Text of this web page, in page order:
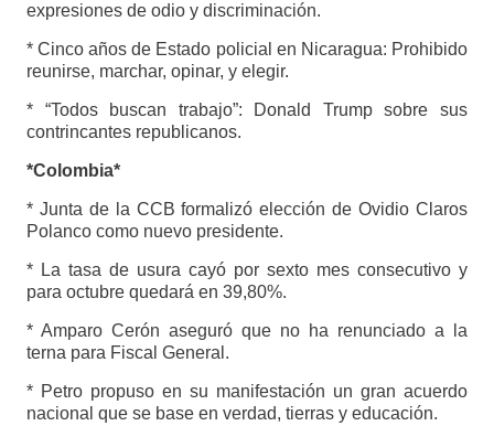
expresiones de odio y discriminación.
* Cinco años de Estado policial en Nicaragua: Prohibido
reunirse, marchar, opinar, y elegir.
* “Todos buscan trabajo”: Donald Trump sobre sus
contrincantes republicanos.
*Colombia*
* Junta de la CCB formalizó elección de Ovidio Claros
Polanco como nuevo presidente.
* La tasa de usura cayó por sexto mes consecutivo y
para octubre quedará en 39,80%.
* Amparo Cerón aseguró que no ha renunciado a la
terna para Fiscal General.
* Petro propuso en su manifestación un gran acuerdo
nacional que se base en verdad, tierras y educación.